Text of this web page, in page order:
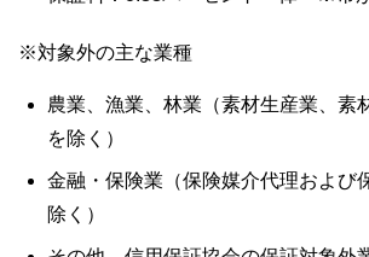
※対象外の主な業種
農業、漁業、林業（素材生産業、素
を除く）
金融・保険業（保険媒介代理および
除く）